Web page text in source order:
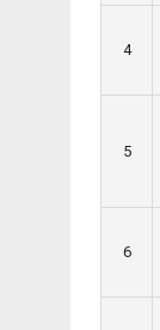
4
5
6